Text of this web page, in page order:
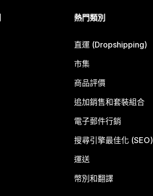
熱門類別
直運 (Dropshipping)
市集
商品評價
追加銷售和套裝組合
電子郵件行銷
搜尋引擎最佳化 (SEO)
運送
幣別和翻譯